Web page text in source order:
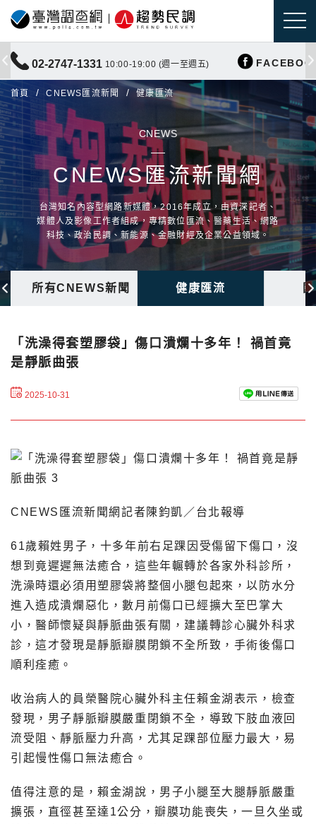
02-2747-1331 10:00-19:00 (週一至週五)
首頁 CNEWS匯流新聞 健康匯流
CNEWS
CNEWS匯流新聞網
台灣知名內容型網路新媒體，2016年成立，由資深記者、
媒體人及影像工作者組成，專精數位匯流、醫藥生活、網路
科技、政治民調、新能源、金融財經及企業公益領域。
所有CNEWS新聞 健康匯流
「洗澡得套塑膠袋」傷口潰爛十多年！ 禍首竟
是靜脈曲張
2025-10-31
CNEWS匯流新聞網記者陳鈞凱／台北報導
61歲賴姓男子，十多年前右足踝因受傷留下傷口，沒
想到竟遲遲無法癒合，這些年輾轉於各家外科診所，
洗澡時還必須用塑膠袋將整個小腿包起來，以防水分
進入造成潰爛惡化，數月前傷口已經擴大至巴掌大
小，醫師懷疑與靜脈曲張有關，建議轉診心臟外科求
診，這才發現是靜脈瓣膜閉鎖不全所致，手術後傷口
順利痊癒。
收治病人的員榮醫院心臟外科主任賴金湖表示，檢查
發現，男子靜脈瓣膜嚴重閉鎖不全，導致下肢血液回
流受阻、靜脈壓力升高，尤其足踝部位壓力最大，易
引起慢性傷口無法癒合。
值得注意的是，賴金湖說，男子小腿至大腿靜脈嚴重
擴張，直徑甚至達1公分，瓣膜功能喪失，一旦久坐或